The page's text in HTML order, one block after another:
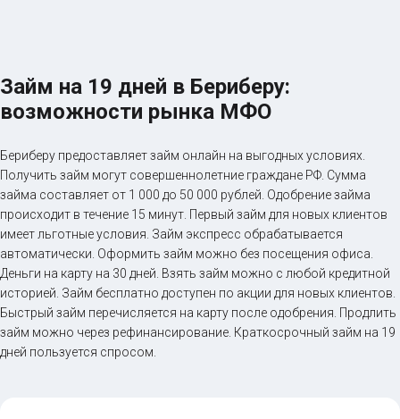
Займ на 19 дней в Бериберу:
возможности рынка МФО
Бериберу предоставляет займ онлайн на выгодных условиях.
Получить займ могут совершеннолетние граждане РФ. Сумма
займа составляет от 1 000 до 50 000 рублей. Одобрение займа
происходит в течение 15 минут. Первый займ для новых клиентов
имеет льготные условия. Займ экспресс обрабатывается
автоматически. Оформить займ можно без посещения офиса.
Деньги на карту на 30 дней. Взять займ можно с любой кредитной
историей. Займ бесплатно доступен по акции для новых клиентов.
Быстрый займ перечисляется на карту после одобрения. Продлить
займ можно через рефинансирование. Краткосрочный займ на 19
дней пользуется спросом.